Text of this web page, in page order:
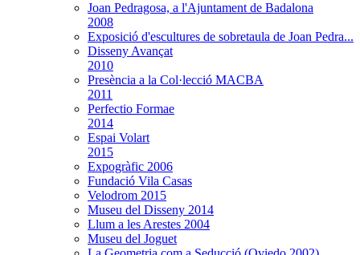
Joan Pedragosa, a l'Ajuntament de Badalona
2008
Exposició d'escultures de sobretaula de Joan Pedra...
Disseny Avançat
2010
Presència a la Col·lecció MACBA
2011
Perfectio Formae
2014
Espai Volart
2015
Expogràfic 2006
Fundació Vila Casas
Velodrom 2015
Museu del Disseny 2014
Llum a les Arestes 2004
Museu del Joguet